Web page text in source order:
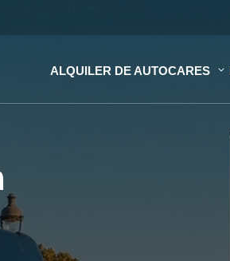
ALQUILER DE AUTOCARES